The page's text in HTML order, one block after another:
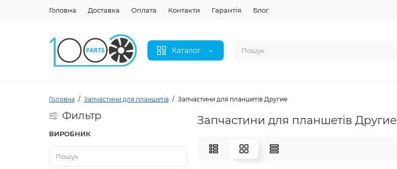
Головна Доставка Оплата Контакти Гарантія Блог
Каталог
Головна Запчастини для планшетів Запчастини для планшетів Другие
Фильтр
ВИРОБНИК
Запчастини для планшетів Другие